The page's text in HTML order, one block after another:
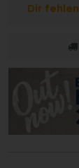
Dir